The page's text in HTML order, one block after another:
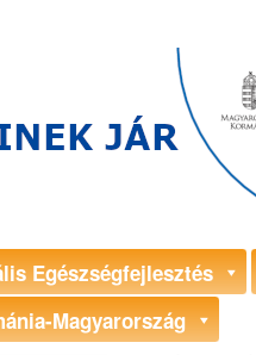
Egészségfejlesztés
Magyarország